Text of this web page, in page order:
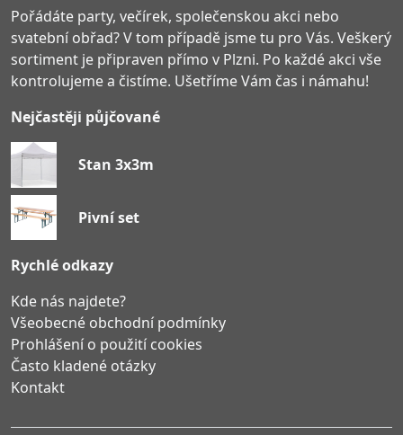
Pořádáte party, večírek, společenskou akci nebo
svatební obřad? V tom případě jsme tu pro Vás. Veškerý
sortiment je připraven přímo v Plzni. Po každé akci vše
kontrolujeme a čistíme. Ušetříme Vám čas i námahu!
Nejčastěji půjčované
Stan 3x3m
Pivní set
Rychlé odkazy
Kde nás najdete?
Všeobecné obchodní podmínky
Prohlášení o použití cookies
Často kladené otázky
Kontakt